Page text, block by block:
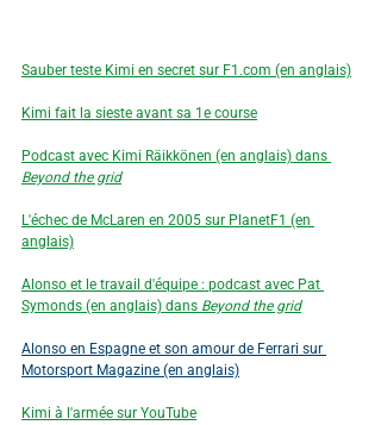
Sauber teste Kimi en secret sur F1.com (en anglais)
Kimi fait la sieste avant sa 1e course
Podcast avec Kimi Räikkönen (en anglais) dans
Beyond the grid
L'échec de McLaren en 2005 sur PlanetF1 (en
anglais)
Alonso et le travail d'équipe : podcast avec Pat
Symonds (en anglais) dans Beyond the grid
Alonso en Espagne et son amour de Ferrari sur
Motorsport Magazine (en anglais)
Kimi à l'armée sur YouTube